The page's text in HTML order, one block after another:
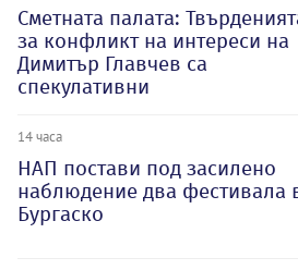
Сметната палата:
за конфликт на интереси на
Димитър Главчев са
спекулативни
14 часа
НАП постави под засилено
наблюдение два фестивала
Бургаско